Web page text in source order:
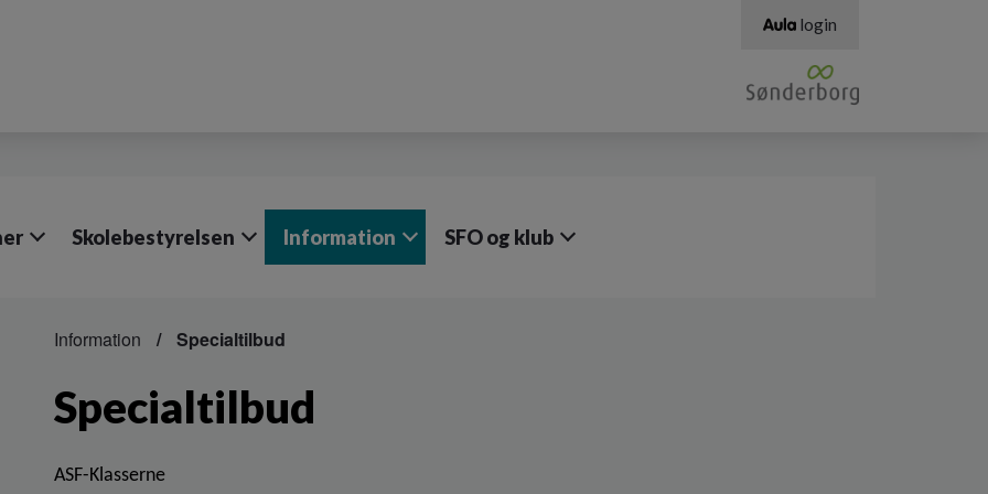
login
Skolebestyrelsen Information SFO og klub
Information Specialtilbud
Specialtilbud
ASF-Klasserne